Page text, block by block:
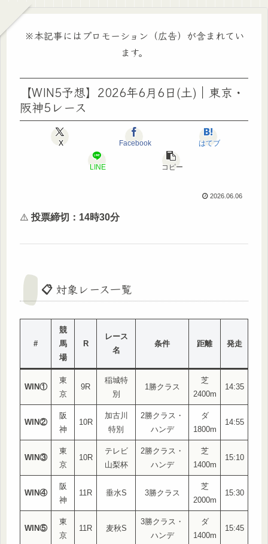
※本記事にはプロモーション（広告）が含まれてい
ます。
【WIN5予想】2026年6月6日(土)｜東京・
阪神5レース
X Facebook はてブ
LINE コピー
2026.06.06
⚠️ 投票締切：14時30分
📋 対象レース一覧
#
競
馬
場
R
レース
名
条件 距離 発走
WIN①
東
京
9R
稲城特
別
1勝クラス
芝
2400m
14:35
WIN②
阪
神
10R
加古川
特別
2勝クラス・
ハンデ
ダ
1800m
14:55
WIN③
東
京
10R
テレビ
山梨杯
2勝クラス・
ハンデ
芝
1400m
15:10
WIN④
阪
神
11R 垂水S 3勝クラス
芝
2000m
15:30
WIN⑤
東
京
11R 麦秋S
3勝クラス・
ハンデ
ダ
1400m
15:45